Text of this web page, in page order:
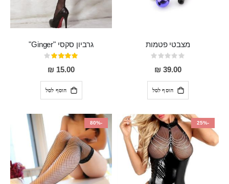
מצבטי פטמות
Rating:
0%
39.00 ₪
הוסף לסל
גרביון סקסי "Ginger"
דירוג:
80%
15.00 ₪
הוסף לסל
-25%
-80%